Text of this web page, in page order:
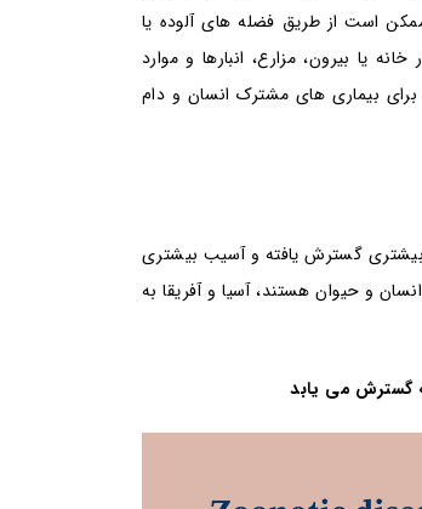
است از طریق فضله های آلوده یا
یا بیرون، مزارع، انبارها و موارد
بیماری های مشترک انسان و دام
گسترش یافته و آسیب بیشتری
و حیوان هستند، آسیا و آفریقا به
گسترش می یابد